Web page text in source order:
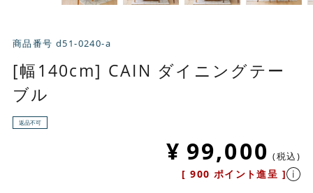
商品番号 d51-0240-a
[幅140cm] CAIN ダイニングテー
ブル
返品不可
¥ 99,000 税込
[ 900 ポイント進呈 ]